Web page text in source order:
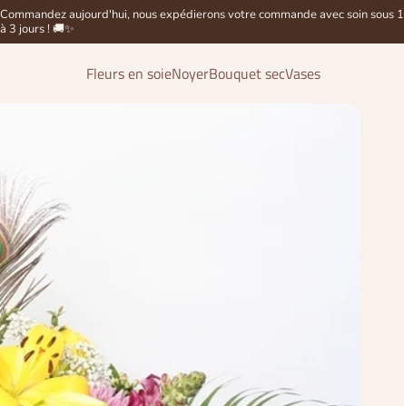
Commandez aujourd'hui, nous expédierons votre commande avec soin sous 1
à 3 jours ! 🚚✨
Fleurs en soieNoyerBouquet secVases